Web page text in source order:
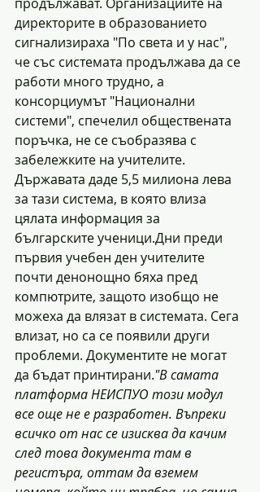
директорите в образованието
сигнализираха "По света и у нас",
че със системата продължава да се
работи много трудно, а
консорциумът "Национални
системи", спечелил обществената
поръчка, не се съобразява с
забележките на учителите.
Държавата даде 5,5 милиона лева
за тази система, в която влиза
цялата информация за
българските ученици.Дни преди
първия учебен ден учителите
почти денонощно бяха пред
компютрите, защото изобщо не
можеха да влязат в системата. Сега
влизат, но са се появили други
проблеми. Документите не могат
да бъдат принтирани."В самата
платформа НЕИСПУО този модул
все още не е разработен. Въпреки
всичко от нас се изисква да качим
след това документа там в
регистъра, оттам да вземем